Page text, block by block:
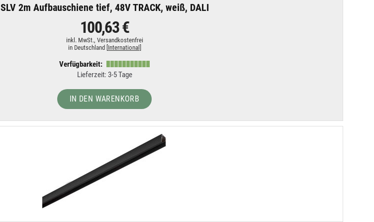
SLV 2m Aufbauschiene tief, 48V TRACK, weiß, DALI
100,63 €
inkl. MwSt., Versandkostenfrei
in Deutschland [ International
Verfügbarkeit:
Lieferzeit: 3-5 Tage
IN DEN WARENKORB